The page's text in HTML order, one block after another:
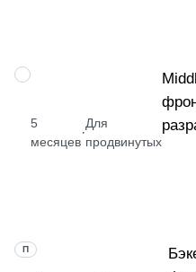
ПРОФЕССИЯ
5
месяцев
·
Для
продвинутых
ПРОФЕССИЯ